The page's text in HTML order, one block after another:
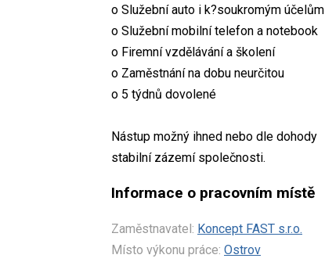
o Služební auto i k?soukromým účelům
o Služební mobilní telefon a notebook
o Firemní vzdělávání a školení
o Zaměstnání na dobu neurčitou
o 5 týdnů dovolené
Nástup možný ihned nebo dle dohody
stabilní zázemí společnosti.
Informace o pracovním místě
Zaměstnavatel: Koncept FAST s.r.o.
Místo výkonu práce: Ostrov